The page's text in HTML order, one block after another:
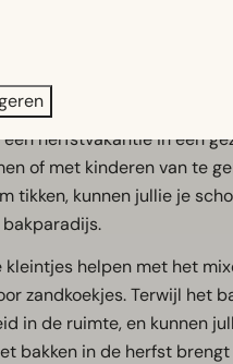
bakken
herfstvakantie in een
of met kinderen van te
tikken, kunnen jullie je
kleintjes helpen met het
zandkoekjes. Terwijl het
in de ruimte, en kunnen
bakken in de herfst